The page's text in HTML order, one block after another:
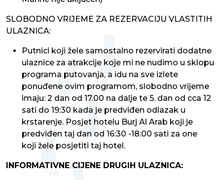
SLOBODNO VRIJEME ZA REZERVACIJU VLASTITIH
ULAZNICA:
Putnici koji žele samostalno rezervirati dodatne
ulaznice za atrakcije koje mi ne nudimo u sklopu
programa putovanja, a idu na sve izlete
ponuđene ovim programom, slobodno vrijeme
imaju: 2 dan od 17.00 na dalje te 5. dan od cca 12
sati do 19:30 kada je predviđen odlazak u
krstarenje. Posjet hotelu Burj Al Arab koji je
predviđen taj dan od 16:30 -18:00 sati za one
koji žele posjetiti taj hotel.
INFORMATIVNE CIJENE DRUGIH ULAZNICA: